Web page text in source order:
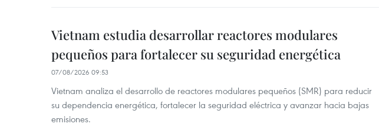
Vietnam estudia desarrollar reactores modulares
pequeños para fortalecer su seguridad energética
07/08/2026 09:53
Vietnam analiza el desarrollo de reactores modulares pequeños (SMR) para reducir
su dependencia energética, fortalecer la seguridad eléctrica y avanzar hacia bajas
emisiones.